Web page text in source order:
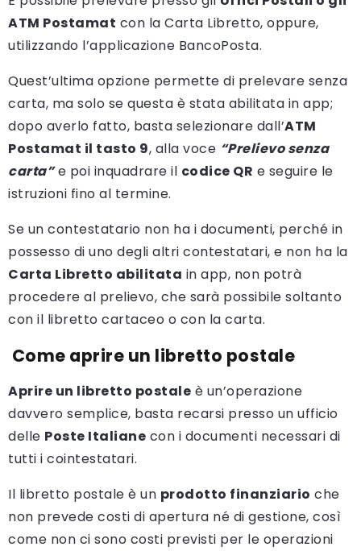
ATM Postamat con la Carta Libretto, oppure,
utilizzando l’applicazione BancoPosta.
Quest’ultima opzione permette di prelevare senza
carta, ma solo se questa è stata abilitata in app;
dopo averlo fatto, basta selezionare dall’ATM
Postamat il tasto 9, alla voce “Prelievo senza
carta”e poi inquadrare il codice QR e seguire le
istruzioni fino al termine.
Se un contestatario non ha i documenti, perché in
possesso di uno degli altri contestatari, e non ha la
Carta Libretto abilitata in app, non potrà
procedere al prelievo, che sarà possibile soltanto
con il libretto cartaceo o con la carta.
Come aprire un libretto postale
Aprire un libretto postale è un’operazione
davvero semplice, basta recarsi presso un ufficio
delle Poste Italiane con i documenti necessari di
tutti i cointestatari.
Il libretto postale è un prodotto finanziario che
non prevede costi di apertura né di gestione, così
come non ci sono costi previsti per le operazioni